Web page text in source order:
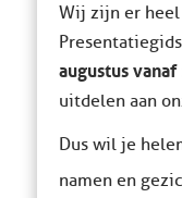
Wij zijn er
augustus
uitdelen aan
Dus wil je
namen en